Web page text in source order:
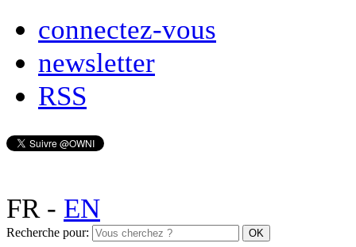
connectez-vous
newsletter
RSS
FR- EN
Recherche pour: